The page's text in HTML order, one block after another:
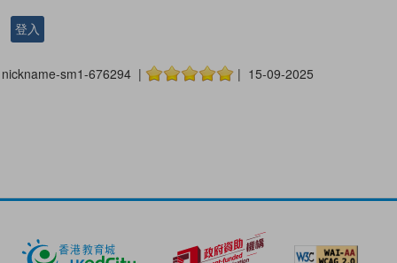
登入
nickname-sm1-676294 | | 15-09-2025